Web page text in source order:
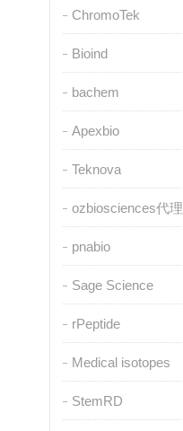
ChromoTek
Bioind
bachem
Apexbio
Teknova
ozbiosciences代理
pnabio
Sage Science
rPeptide
Medical isotopes
StemRD